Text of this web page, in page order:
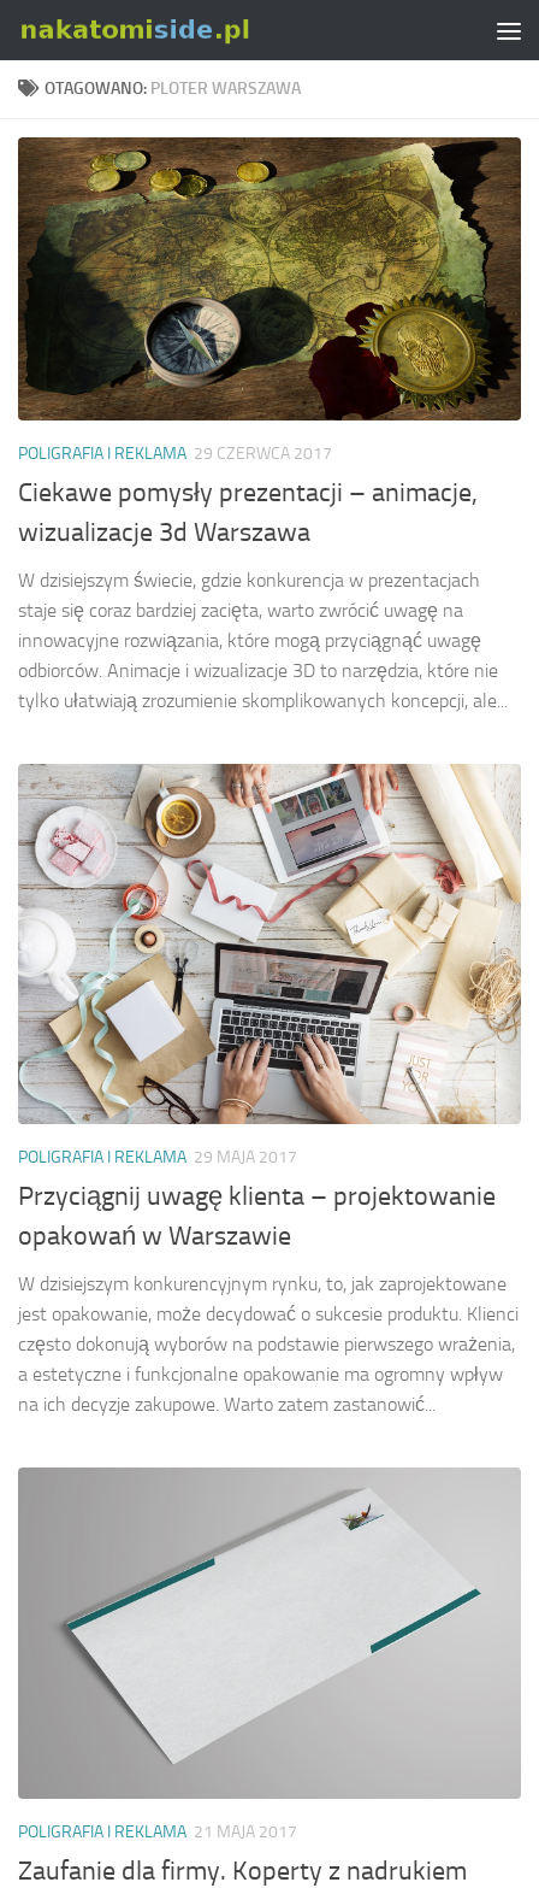
Skip to content
OTAGOWANO: PLOTER WARSZAWA
POLIGRAFIA I REKLAMA 29 CZERWCA 2017
Ciekawe pomysły prezentacji – animacje,
wizualizacje 3d Warszawa
W dzisiejszym świecie, gdzie konkurencja w prezentacjach
staje się coraz bardziej zacięta, warto zwrócić uwagę na
innowacyjne rozwiązania, które mogą przyciągnąć uwagę
odbiorców. Animacje i wizualizacje 3D to narzędzia, które nie
tylko ułatwiają zrozumienie skomplikowanych koncepcji, ale...
POLIGRAFIA I REKLAMA 29 MAJA 2017
Przyciągnij uwagę klienta – projektowanie
opakowań w Warszawie
W dzisiejszym konkurencyjnym rynku, to, jak zaprojektowane
jest opakowanie, może decydować o sukcesie produktu. Klienci
często dokonują wyborów na podstawie pierwszego wrażenia,
a estetyczne i funkcjonalne opakowanie ma ogromny wpływ
na ich decyzje zakupowe. Warto zatem zastanowić...
POLIGRAFIA I REKLAMA 21 MAJA 2017
Zaufanie dla firmy. Koperty z nadrukiem